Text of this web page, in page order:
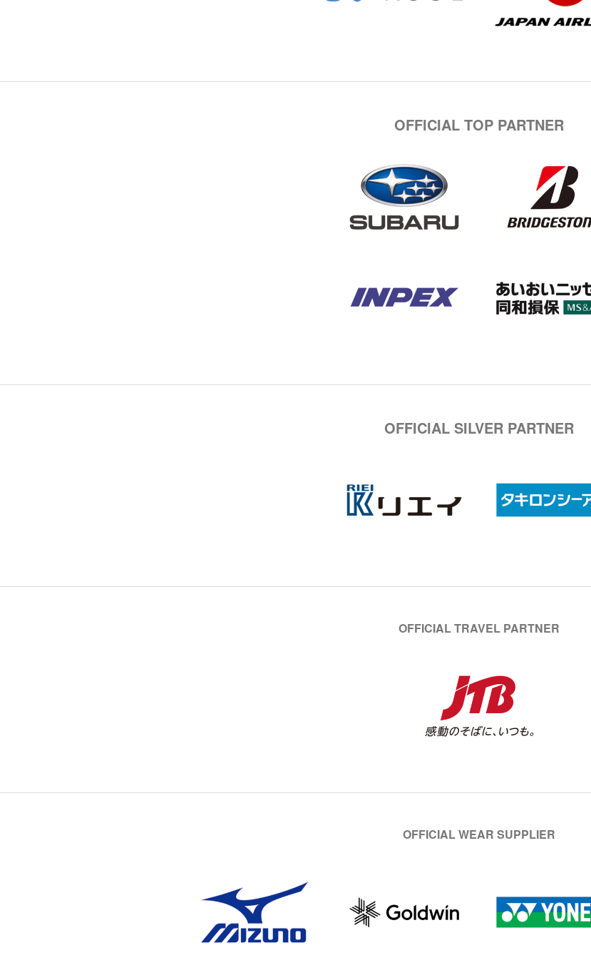
OFFICIAL TOP PARTNER
OFFICIAL SILVER PARTNER
OFFICIAL TRAVEL PARTNER
OFFICIAL WEAR SUPPLIER